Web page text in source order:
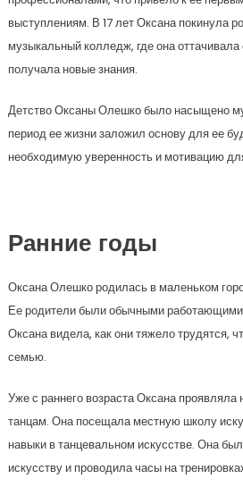
выступлениям. В 17 лет Оксана покинула
музыкальный колледж, где она оттачивала
получала новые знания.
Детство Оксаны Олешко было насыщено
период ее жизни заложил основу для ее
необходимую уверенность и мотивацию
Ранние годы
Оксана Олешко родилась в маленьком
Ее родители были обычными
Оксана видела, как они тяжело трудятся,
семью.
Уже с раннего возраста Оксана проявляла
танцам. Она посещала местную школу
навыки в танцевальном искусстве. Она
искусству и проводила часы на